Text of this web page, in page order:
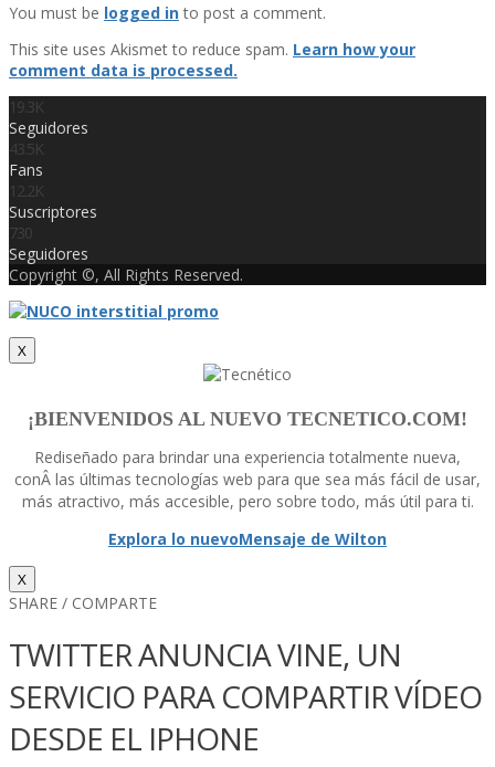
You must be logged into post a comment.
This site uses Akismet to reduce spam. Learn how your
comment data is processed.
19.3K
Seguidores
43.5K
Fans
12.2K
Suscriptores
730
Seguidores
Copyright ©, All Rights Reserved.
X
¡BIENVENIDOS AL NUEVO TECNETICO.COM!
Rediseñado para brindar una experiencia totalmente nueva,
conÂ las últimas tecnologí­as web para que sea más fácil de usar,
más atractivo, más accesible, pero sobre todo, más útil para ti.
Explora lo nuevoMensaje de Wilton
X
SHARE / COMPARTE
TWITTER ANUNCIA VINE, UN
SERVICIO PARA COMPARTIR VÍ­DEO
DESDE EL IPHONE